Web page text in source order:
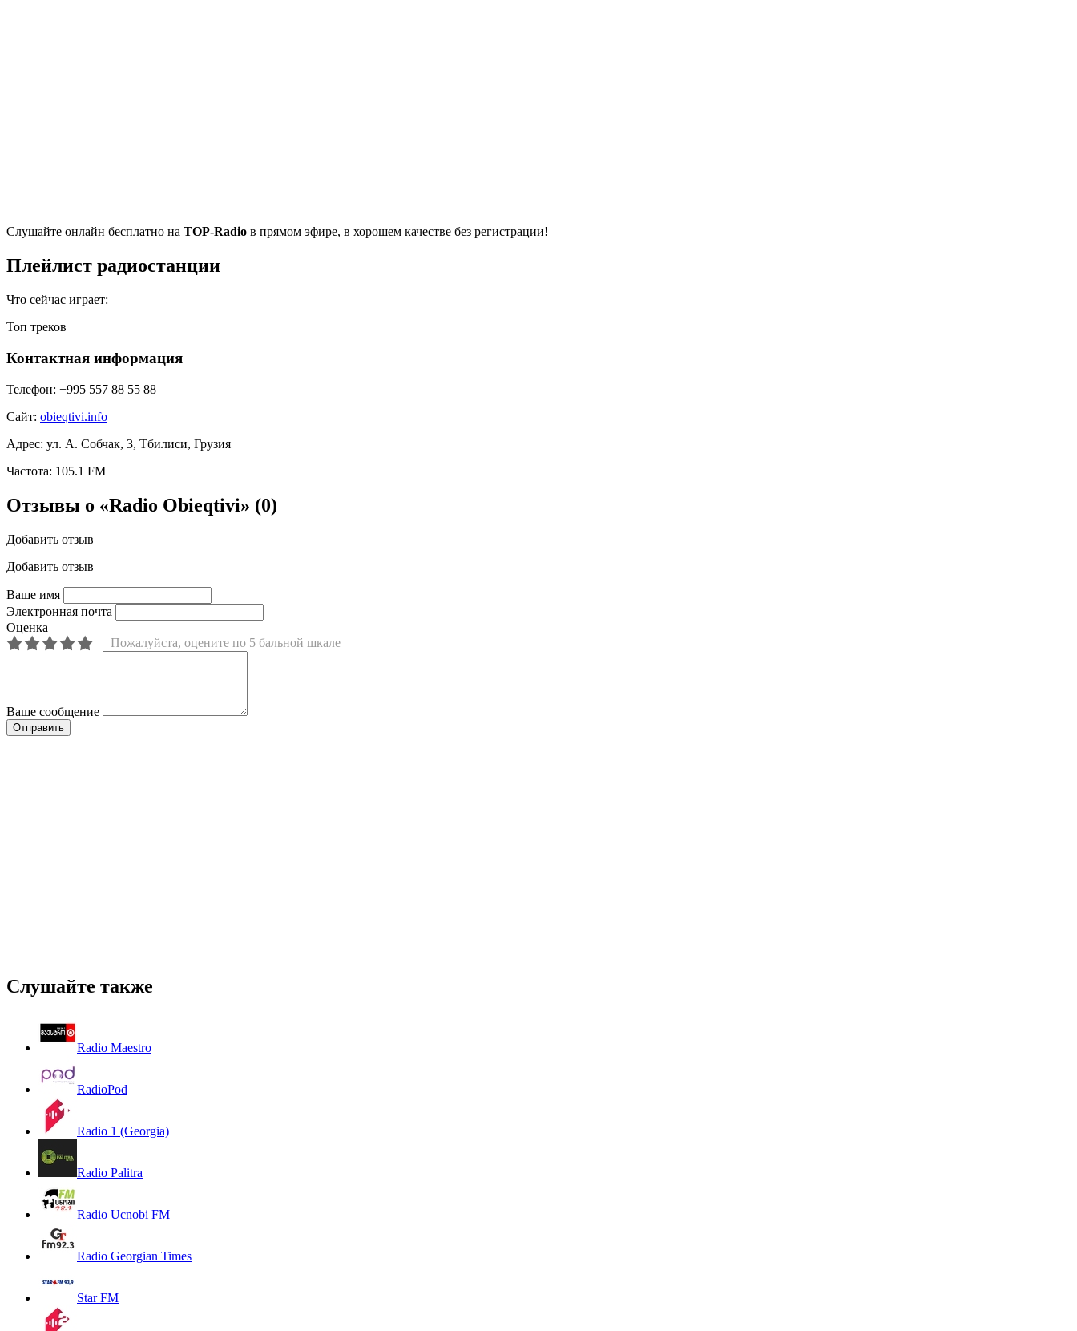
Cлушайте онлайн бесплатно на TOP-Radio в прямом эфире, в хорошем качестве без регистрации!
Плейлист радиостанции
Что сейчас играет:
Топ треков
Контактная информация
Телефон: +995 557 88 55 88
Сайт: obieqtivi.info
Адрес: ул. А. Собчак, 3, Тбилиси, Грузия
Частота: 105.1 FM
Отзывы о «Radio Obieqtivi» (0)
Добавить отзыв
Добавить отзыв
Ваше имя
Электронная почта
Оценка
Пожалуйста, оцените по 5 бальной шкале
Ваше сообщение
Слушайте также
Radio Maestro
RadioPod
Radio 1 (Georgia)
Radio Palitra
Radio Ucnobi FM
Radio Georgian Times
Star FM